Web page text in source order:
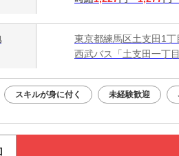
東京都練馬区土支田1
西武バス「土支田一丁
スキルが身に付く 未経験歓迎